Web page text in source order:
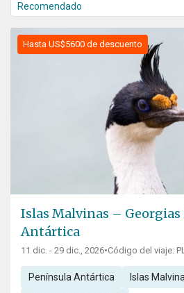
Hasta US$5600 de descuento
Islas Malvinas – Georgias
Antártica
11 dic. - 29 dic., 2026•Código del viaje:
Península Antártica Islas